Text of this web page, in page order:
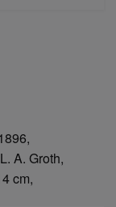
A. Groth,
cm,